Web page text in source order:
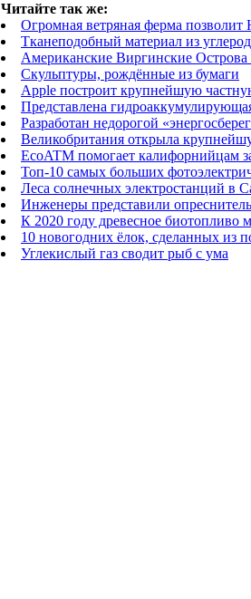
Читайте так же:
Огромная ветряная ферма
Тканеподобный материал из
Американские Виргинские Острова
Скульптуры, рождённые из бумаги
Apple построит крупнейшую
Представлена
Разработан недорогой
Великобритания открыла
EcoATM помогает калифорнийцам
Топ-10 самых больших
Леса солнечных электростанций в
Инженеры представили
К 2020 году древесное биотопливо
10 новогодних ёлок, сделанных из
Углекислый газ сводит рыб с ума